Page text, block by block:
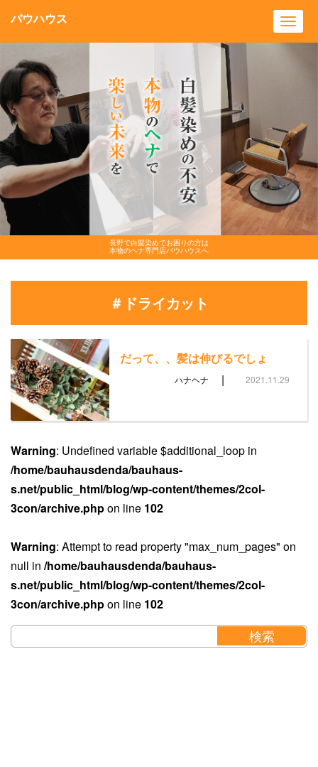
長野で白髪染めでお困りの方は
本物のヘナ専門店バウハウスへ
バウハウス
＃ドライカット
だって、、髪は伸びるでしょ
ハナヘナ | 2021.11.29
Warning: Undefined variable $additional_loop in
/home/bauhausdenda/bauhaus-
s.net/public_html/blog/wp-content/themes/2col-
3con/archive.phpon line 102
Warning: Attempt to read property "max_num_pages" on
null in /home/bauhausdenda/bauhaus-
s.net/public_html/blog/wp-content/themes/2col-
3con/archive.phpon line 102